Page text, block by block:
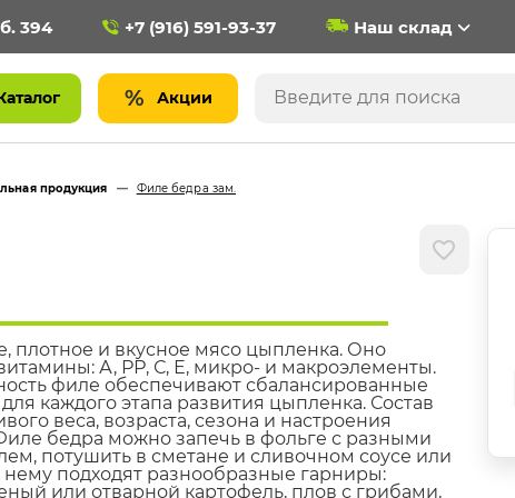
394 +7 (916) 591-93-37 Наш склад
Акции
продукция — Филе бедра зам.
плотное и вкусное мясо цыпленка. Оно
А, РР, С, Е, микро- и макроэлементы.
филе обеспечивают сбалансированные
каждого этапа развития цыпленка. Состав
веса, возраста, сезона и настроения
бедра можно запечь в фольге с разными
потушить в сметане и сливочном соусе или
подходят разнообразные гарниры:
или отварной картофель, плов с грибами,